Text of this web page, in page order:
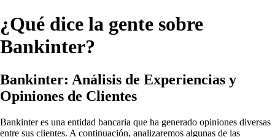
¿Qué dice la gente sobre
Bankinter?
Bankinter: Análisis de Experiencias y
Opiniones de Clientes
Bankinter es una entidad bancaria que ha generado opiniones diversas
entre sus clientes. A continuación, analizaremos algunas de las